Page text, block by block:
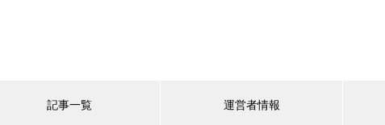
記事一覧 運営者情報